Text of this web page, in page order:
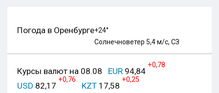
Погода в Оренбурге+24°
Солнечноветер 5,4 м/с, СЗ
Курсы валют на 08.08 EUR 94,84
+0,78
USD 82,17
+0,76
KZT 17,58
+0,25